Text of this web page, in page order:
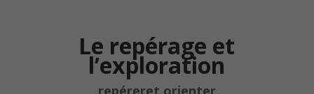
Le repérage et
l’exploration